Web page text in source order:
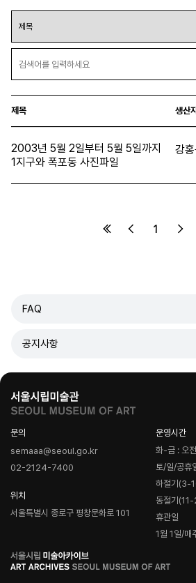
제목 생산
2003년 5월 2일부터 5월 5일까지
1지구와 폭포동 사진파일
강
1
FAQ
공지사항
문의
semaaa@seoul.go.kr
02-2124-7400
위치
서울특별시 종로구 평창문화로 101
운영시간
화-금 : 오
토/일/공휴
하절기(3-
동절기(11-
휴관일
1월 1일/매
로
고